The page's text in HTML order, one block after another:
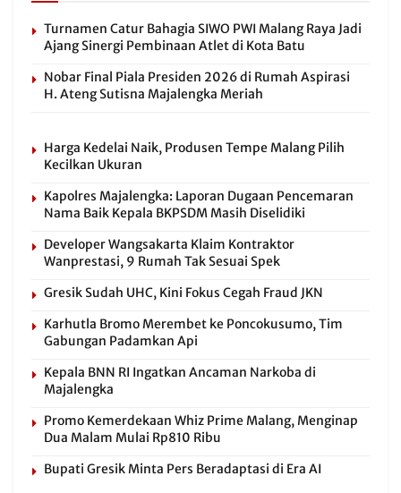
Turnamen Catur Bahagia SIWO PWI Malang Raya Jadi
Ajang Sinergi Pembinaan Atlet di Kota Batu
Nobar Final Piala Presiden 2026 di Rumah Aspirasi
H. Ateng Sutisna Majalengka Meriah
Harga Kedelai Naik, Produsen Tempe Malang Pilih
Kecilkan Ukuran
Kapolres Majalengka: Laporan Dugaan Pencemaran
Nama Baik Kepala BKPSDM Masih Diselidiki
Developer Wangsakarta Klaim Kontraktor
Wanprestasi, 9 Rumah Tak Sesuai Spek
Gresik Sudah UHC, Kini Fokus Cegah Fraud JKN
Karhutla Bromo Merembet ke Poncokusumo, Tim
Gabungan Padamkan Api
Kepala BNN RI Ingatkan Ancaman Narkoba di
Majalengka
Promo Kemerdekaan Whiz Prime Malang, Menginap
Dua Malam Mulai Rp810 Ribu
Bupati Gresik Minta Pers Beradaptasi di Era AI